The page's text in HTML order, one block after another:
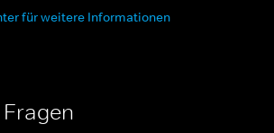
für weitere Informationen